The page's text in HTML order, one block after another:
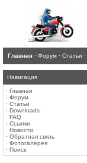
Главная · Форум · Статьи ·
Навигация
· Главная
· Форум
· Статьи
· Downloads
· FAQ
· Ссылки
· Новости
· Обратная связь
· Фотогалерея
· Поиск